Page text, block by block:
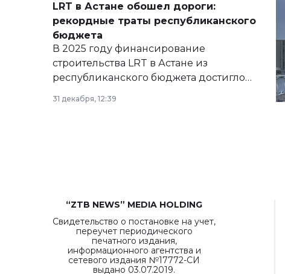
LRT в Астане обошел дороги:
рекордные траты республиканского
бюджета
В 2025 году финансирование
строительства LRT в Астане из
республиканского бюджета достигло
рекордных объемов.
31 декабря, 12:39
“ZTB NEWS” MEDIA HOLDING
Свидетельство о постановке на учет,
переучет периодического
печатного издания,
информационного агентства и
сетевого издания №17772-СИ
выдано 03.07.2019.